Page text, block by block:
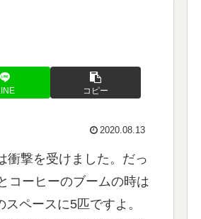
コピー
2020.08.13
衝撃を受けました。だっ
コーヒーのブームの時は
ペースに5匹ですよ。